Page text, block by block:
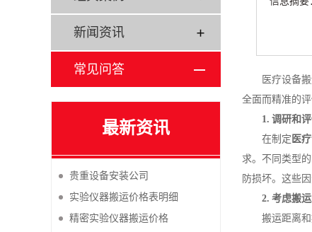
医疗设备
全面而精准的
1. 调研和
在制定 医
求。不同类型
防损坏。这些
2. 考虑搬
搬运距离
新闻资讯
常见问答
最新资讯
贵重设备安装公司
实验仪器搬运价格表明细
精密实验仪器搬运价格